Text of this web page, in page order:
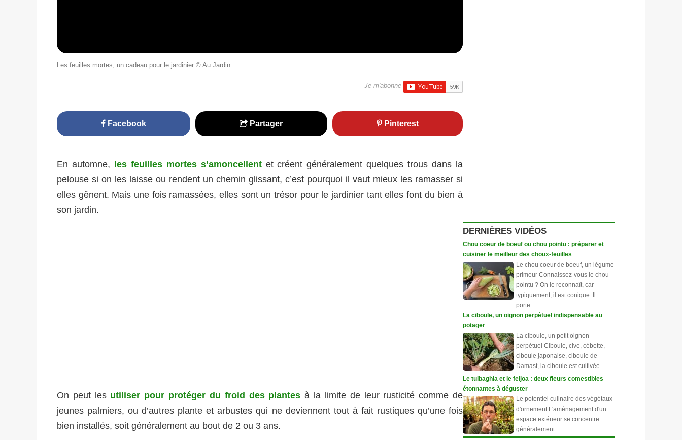
Les feuilles mortes, un cadeau pour le jardinier © Au Jardin
Je m'abonne
Facebook Partager Pinterest
En automne, les feuilles mortes s’amoncellentet créent généralement quelques trous dans la
pelouse si on les laisse ou rendent un chemin glissant, c’est pourquoi il vaut mieux les ramasser si
elles gênent. Mais une fois ramassées, elles sont un trésor pour le jardinier tant elles font du bien à
son jardin.
On peut les utiliser pour protéger du froid des plantes à la limite de leur rusticité comme de
jeunes palmiers, ou d’autres plante et arbustes qui ne deviennent tout à fait rustiques qu’une fois
bien installés, soit généralement au bout de 2 ou 3 ans.
DERNIÈRES VIDÉOS
Chou coeur de boeuf ou chou pointu : préparer et
cuisiner le meilleur des choux-feuilles
Le chou coeur de boeuf, un légume
primeur Connaissez-vous le chou
pointu ? On le reconnaît, car
typiquement, il est conique. Il
porte...
La ciboule, un oignon perpétuel indispensable au
potager
La ciboule, un petit oignon
perpétuel Ciboule, cive, cébette,
ciboule japonaise, ciboule de
Damast, la ciboule est cultivée...
Le tulbaghia et le feijoa : deux fleurs comestibles
étonnantes à déguster
Le potentiel culinaire des végétaux
d'ornement L'aménagement d'un
espace extérieur se concentre
généralement...